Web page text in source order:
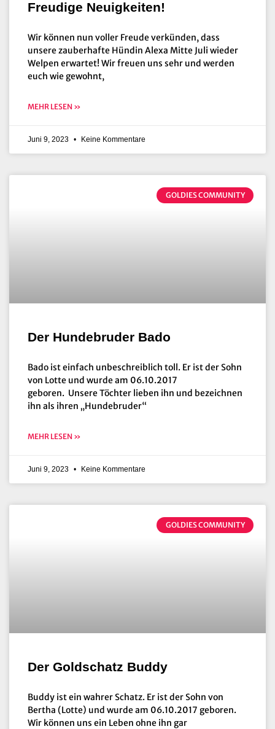
Freudige Neuigkeiten!
Wir können nun voller Freude verkünden, dass
unsere zauberhafte Hündin Alexa Mitte Juli wieder
Welpen erwartet! Wir freuen uns sehr und werden
euch wie gewohnt,
MEHR LESEN »
Juni 9, 2023 Keine Kommentare
GOLDIES COMMUNITY
Der Hundebruder Bado
Bado ist einfach unbeschreiblich toll. Er ist der Sohn
von Lotte und wurde am 06.10.2017
geboren. Unsere Töchter lieben ihn und bezeichnen
ihn als ihren „Hundebruder“
MEHR LESEN »
Juni 9, 2023 Keine Kommentare
GOLDIES COMMUNITY
Der Goldschatz Buddy
Buddy ist ein wahrer Schatz. Er ist der Sohn von
Bertha (Lotte) und wurde am 06.10.2017 geboren.
Wir können uns ein Leben ohne ihn gar